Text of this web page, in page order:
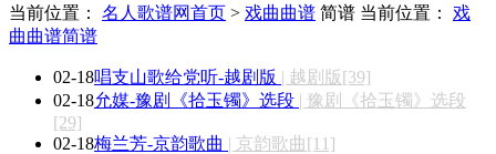
当前位置： 名人歌谱网首页 > 戏曲曲谱 简谱 当前位置： 戏
曲曲谱简谱
02-18唱支山歌给党听-越剧版 | 越剧版[39]
02-18允媒-豫剧《拾玉镯》选段 | 豫剧《拾玉镯》选段
[29]
02-18梅兰芳-京韵歌曲 | 京韵歌曲[11]